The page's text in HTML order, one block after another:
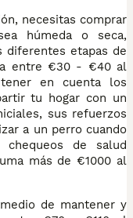
necesitas comprar
húmeda o seca,
diferentes etapas de
entre €30 - €40 al
en cuenta los
tu hogar con un
sus refuerzos
a un perro cuando
de salud
más de €1000 al
de mantener y